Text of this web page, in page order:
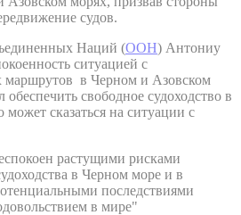
судов.
Наций (ООН) Антониу
ситуацией с
маршрутов в Черном и Азовском
свободное судоходство в
может сказаться на ситуации с
растущими рисками
в Черном море и в
последствиями
в мире"